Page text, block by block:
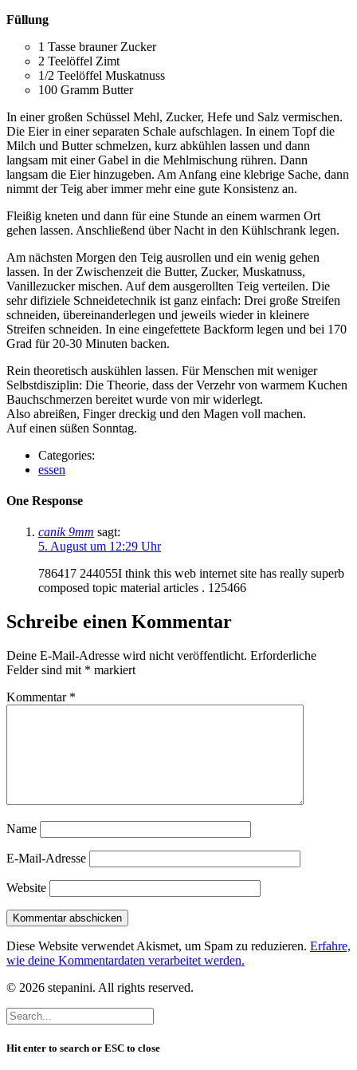
Füllung
1 Tasse brauner Zucker
2 Teelöffel Zimt
1/2 Teelöffel Muskatnuss
100 Gramm Butter
In einer großen Schüssel Mehl, Zucker, Hefe und Salz vermischen.
Die Eier in einer separaten Schale aufschlagen. In einem Topf die
Milch und Butter schmelzen, kurz abkühlen lassen und dann
langsam mit einer Gabel in die Mehlmischung rühren. Dann
langsam die Eier hinzugeben. Am Anfang eine klebrige Sache, dann
nimmt der Teig aber immer mehr eine gute Konsistenz an.
Fleißig kneten und dann für eine Stunde an einem warmen Ort
gehen lassen. Anschließend über Nacht in den Kühlschrank legen.
Am nächsten Morgen den Teig ausrollen und ein wenig gehen
lassen. In der Zwischenzeit die Butter, Zucker, Muskatnuss,
Vanillezucker mischen. Auf dem ausgerollten Teig verteilen. Die
sehr difiziele Schneidetechnik ist ganz einfach: Drei große Streifen
schneiden, übereinanderlegen und jeweils wieder in kleinere
Streifen schneiden. In eine eingefettete Backform legen und bei 170
Grad für 20-30 Minuten backen.
Rein theoretisch auskühlen lassen. Für Menschen mit weniger
Selbstdisziplin: Die Theorie, dass der Verzehr von warmem Kuchen
Bauchschmerzen bereitet wurde von mir widerlegt.
Also abreißen, Finger dreckig und den Magen voll machen.
Auf einen süßen Sonntag.
Categories:
essen
One Response
canik 9mm sagt:
5. August um 12:29 Uhr
786417 244055I think this web internet site has really superb
composed topic material articles . 125466
Schreibe einen Kommentar
Deine E-Mail-Adresse wird nicht veröffentlicht. Erforderliche
Felder sind mit * markiert
Kommentar *
Name
E-Mail-Adresse
Website
Diese Website verwendet Akismet, um Spam zu reduzieren. Erfahre,
wie deine Kommentardaten verarbeitet werden.
© 2026 stepanini. All rights reserved.
Hit enter to search or ESC to close